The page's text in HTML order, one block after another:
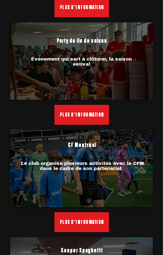
PLUS D'INFORMATION
Party de fin de saison
Événement qui sert à clôturer, la saison
estival
PLUS D'INFORMATION
CF Montréal
Le club organise plusieurs activités avec le CFM
dans le cadre de son partenariat
PLUS D'INFORMATION
Souper Spaghetti